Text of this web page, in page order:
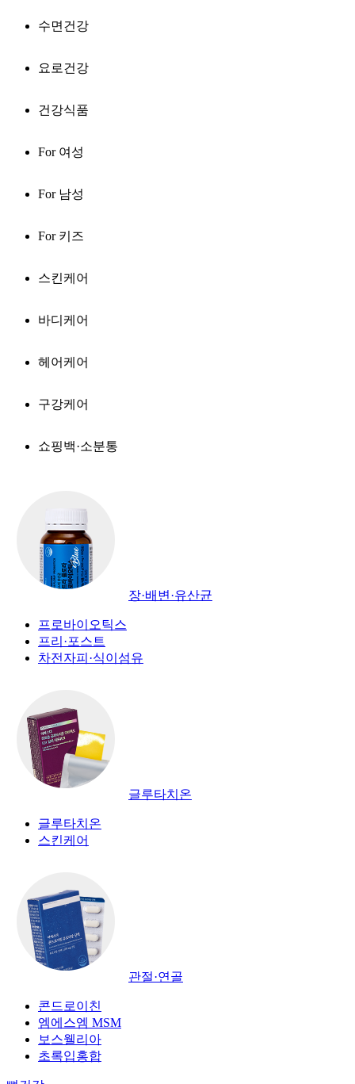
수면건강
요로건강
건강식품
For 여성
For 남성
For 키즈
스킨케어
바디케어
헤어케어
구강케어
쇼핑백·소분통
장·배변·유산균
프로바이오틱스
프리·포스트
차전자피·식이섬유
글루타치온
글루타치온
스킨케어
관절·연골
콘드로이친
엠에스엠 MSM
보스웰리아
초록입홍합